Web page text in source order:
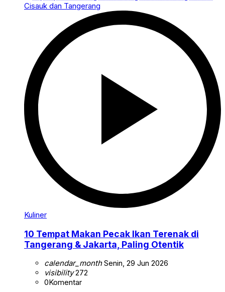
Kuliner
10 Tempat Makan Pecak Ikan Terenak di
Tangerang & Jakarta, Paling Otentik
calendar_monthSenin, 29 Jun 2026
visibility272
0Komentar